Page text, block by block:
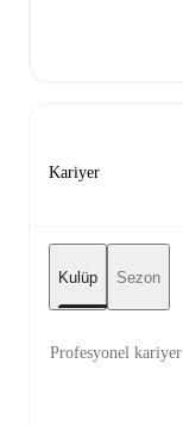
Kariyer
Kulüp Sezon
Profesyonel kariyer